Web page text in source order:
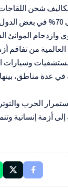
تكاليف شحن
الطبية جواً بنسبة تصل إلى
الموانئ
من تفاقم
في عدة مناطق،
الحرب
إلى أزمة إنسانية